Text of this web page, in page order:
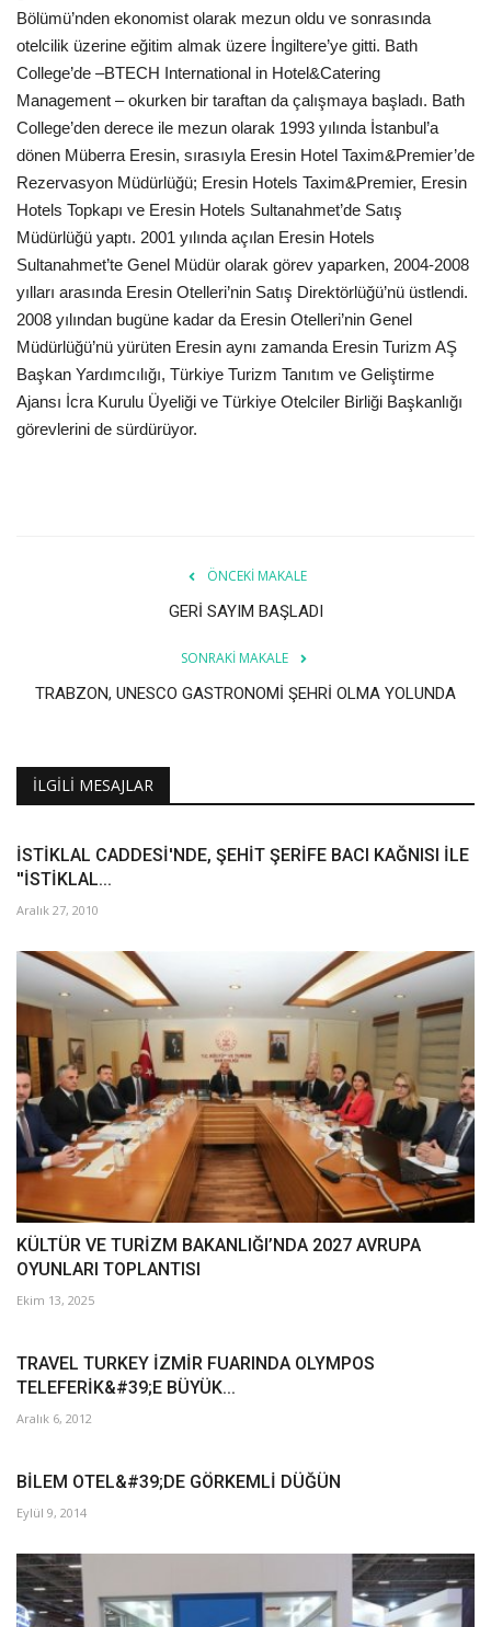
Bölümü’nden ekonomist olarak mezun oldu ve sonrasında
otelcilik üzerine eğitim almak üzere İngiltere’ye gitti. Bath
College’de –BTECH International in Hotel&Catering
Management – okurken bir taraftan da çalışmaya başladı. Bath
College’den derece ile mezun olarak 1993 yılında İstanbul’a
dönen Müberra Eresin, sırasıyla Eresin Hotel Taxim&Premier’de
Rezervasyon Müdürlüğü; Eresin Hotels Taxim&Premier, Eresin
Hotels Topkapı ve Eresin Hotels Sultanahmet’de Satış
Müdürlüğü yaptı. 2001 yılında açılan Eresin Hotels
Sultanahmet’te Genel Müdür olarak görev yaparken, 2004-2008
yılları arasında Eresin Otelleri’nin Satış Direktörlüğü’nü üstlendi.
2008 yılından bugüne kadar da Eresin Otelleri’nin Genel
Müdürlüğü’nü yürüten Eresin aynı zamanda Eresin Turizm AŞ
Başkan Yardımcılığı, Türkiye Turizm Tanıtım ve Geliştirme
Ajansı İcra Kurulu Üyeliği ve Türkiye Otelciler Birliği Başkanlığı
görevlerini de sürdürüyor.
ÖNCEKI MAKALE
GERİ SAYIM BAŞLADI
SONRAKI MAKALE
TRABZON, UNESCO GASTRONOMİ ŞEHRİ OLMA YOLUNDA
İLGILI MESAJLAR
İSTİKLAL CADDESİ'NDE, ŞEHİT ŞERİFE BACI KAĞNISI İLE
''İSTİKLAL...
Aralık 27, 2010
KÜLTÜR VE TURİZM BAKANLIĞI’NDA 2027 AVRUPA
OYUNLARI TOPLANTISI
Ekim 13, 2025
TRAVEL TURKEY İZMİR FUARINDA OLYMPOS
TELEFERİK&#39;E BÜYÜK...
Aralık 6, 2012
BİLEM OTEL&#39;DE GÖRKEMLİ DÜĞÜN
Eylül 9, 2014